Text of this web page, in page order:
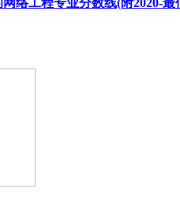
络工程专业分数线(附2020-最